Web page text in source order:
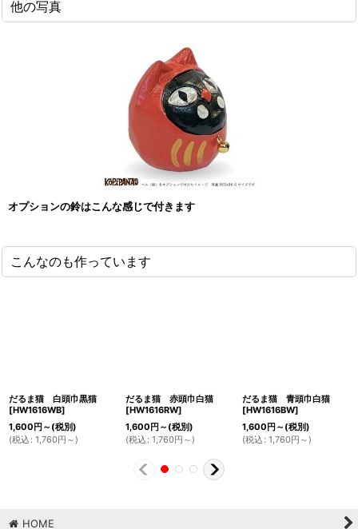
他の写真
オプションの鈴はこんな感じで付きます
こんなのも作っています
だるま猫 白頭巾黒猫
[HW1616WB]
1,600 円 ～ (税別)
(税込 : 1,760円 ～ )
だるま猫 赤頭巾白猫
[HW1616RW]
1,600 円 ～ (税別)
(税込 : 1,760円 ～ )
だるま猫 青頭巾白猫
[HW1616BW]
1,600 円 ～ (税別)
(税込 : 1,760円 ～ )
HOME